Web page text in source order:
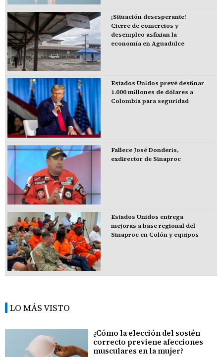
¡Situación desesperante!
Cierre de comercios y
desempleo asfixian la
economía en Aguadulce
Estados Unidos prevé destinar
1.000 millones de dólares a
Colombia para seguridad
Fallece José Donderis,
exdirector de Sinaproc
Estados Unidos entrega
mejoras a base regional del
Sinaproc en Colón y equipos
LO MÁS VISTO
¿Cómo la elección del sostén
correcto previene afecciones
musculares en la mujer?